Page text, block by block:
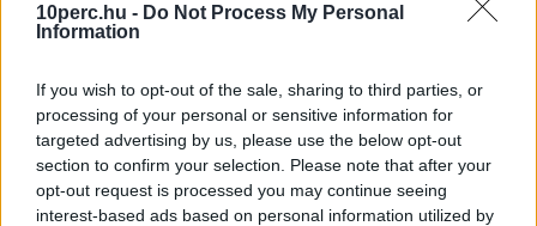
10perc.hu - Do Not Process My Personal
Information
If you wish to opt-out of the sale, sharing to third parties, or
processing of your personal or sensitive information for
targeted advertising by us, please use the below opt-out
section to confirm your selection. Please note that after your
opt-out request is processed you may continue seeing
interest-based ads based on personal information utilized by